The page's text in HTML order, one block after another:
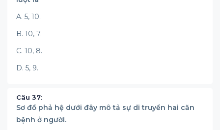
A. 5, 10.
B. 10, 7.
C. 10, 8.
D. 5, 9.
Câu 37:
Sơ đồ phả hệ dưới đây mô tả sự di truyền hai căn
bệnh ở người.